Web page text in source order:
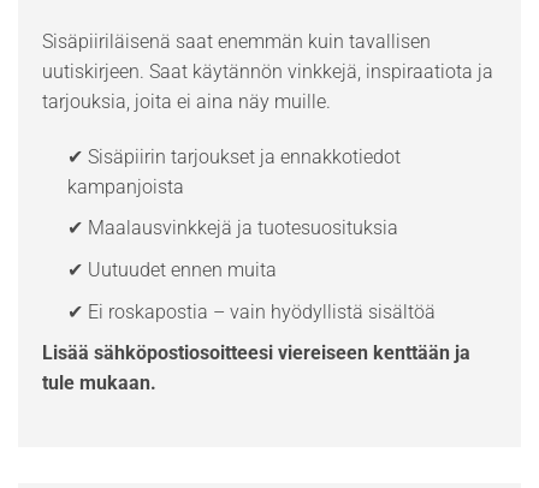
Sisäpiiriläisenä saat enemmän kuin tavallisen
uutiskirjeen. Saat käytännön vinkkejä, inspiraatiota ja
tarjouksia, joita ei aina näy muille.
✔ Sisäpiirin tarjoukset ja ennakkotiedot
kampanjoista
✔ Maalausvinkkejä ja tuotesuosituksia
✔ Uutuudet ennen muita
✔ Ei roskapostia – vain hyödyllistä sisältöä
Lisää sähköpostiosoitteesi viereiseen kenttään ja
tule mukaan.